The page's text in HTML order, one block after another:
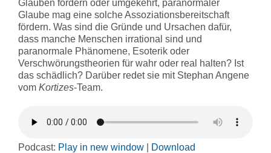
Glauben fördern oder umgekehrt, paranormaler
Glaube mag eine solche Assoziationsbereitschaft
fördern. Was sind die Gründe und Ursachen dafür,
dass manche Menschen irrational sind und
paranormale Phänomene, Esoterik oder
Verschwörungstheorien für wahr oder real halten? Ist
das schädlich? Darüber redet sie mit Stephan Angene
vom Kortizes-Team.
Podcast: Play in new window
Download